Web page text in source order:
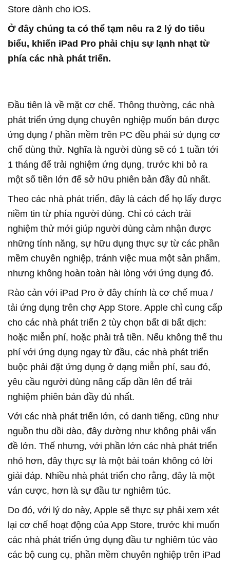
Store dành cho iOS.
Ở đây chúng ta có thể tạm nêu ra 2 lý do tiêu
biểu, khiến iPad Pro phải chịu sự lạnh nhạt từ
phía các nhà phát triển.
Đầu tiên là về mặt cơ chế. Thông thường, các nhà
phát triển ứng dụng chuyên nghiệp muốn bán được
ứng dụng / phần mềm trên PC đều phải sử dụng cơ
chế dùng thử. Nghĩa là người dùng sẽ có 1 tuần tới
1 tháng để trải nghiệm ứng dụng, trước khi bỏ ra
một số tiền lớn để sở hữu phiên bản đầy đủ nhất.
Theo các nhà phát triển, đây là cách để họ lấy được
niềm tin từ phía người dùng. Chỉ có cách trải
nghiệm thử mới giúp người dùng cảm nhận được
những tính năng, sự hữu dụng thực sự từ các phần
mềm chuyên nghiệp, tránh việc mua một sản phẩm,
nhưng không hoàn toàn hài lòng với ứng dụng đó.
Rào cản với iPad Pro ở đây chính là cơ chế mua /
tải ứng dụng trên chợ App Store. Apple chỉ cung cấp
cho các nhà phát triển 2 tùy chọn bất di bất dịch:
hoặc miễn phí, hoặc phải trả tiền. Nếu không thể thu
phí với ứng dụng ngay từ đầu, các nhà phát triển
buộc phải đặt ứng dụng ở dạng miễn phí, sau đó,
yêu cầu người dùng nâng cấp dần lên để trải
nghiệm phiên bản đầy đủ nhất.
Với các nhà phát triển lớn, có danh tiếng, cũng như
nguồn thu dồi dào, đây dường như không phải vấn
đề lớn. Thế nhưng, với phần lớn các nhà phát triển
nhỏ hơn, đây thực sự là một bài toán không có lời
giải đáp. Nhiều nhà phát triển cho rằng, đây là một
ván cược, hơn là sự đầu tư nghiêm túc.
Do đó, với lý do này, Apple sẽ thực sự phải xem xét
lại cơ chế hoạt động của App Store, trước khi muốn
các nhà phát triển ứng dụng đầu tư nghiêm túc vào
các bộ cung cụ, phần mềm chuyên nghiệp trên iPad